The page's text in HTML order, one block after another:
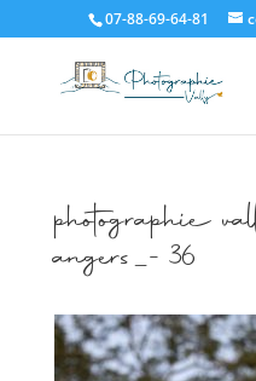
07-88-69-64-81
photographie
angers_-36